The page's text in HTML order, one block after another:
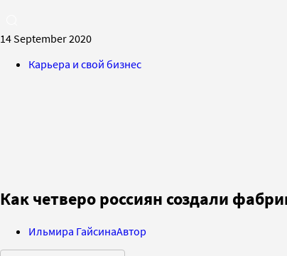
14 September 2020
Карьера и свой бизнес
Как четверо россиян создали
Ильмира ГайсинаАвтор